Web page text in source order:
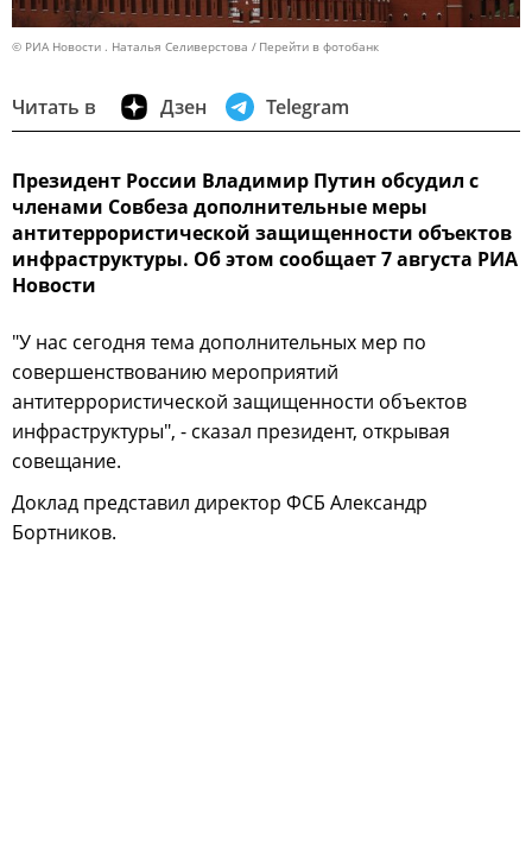
© РИА Новости . Наталья Селиверстова Перейти в фотобанк
Читать в Дзен Telegram
Президент России Владимир Путин обсудил с
членами Совбеза дополнительные меры
антитеррористической защищенности объектов
инфраструктуры. Об этом сообщает 7 августа РИА
Новости
"У нас сегодня тема дополнительных мер по
совершенствованию мероприятий
антитеррористической защищенности объектов
инфраструктуры", - сказал президент, открывая
совещание.
Доклад представил директор ФСБ Александр
Бортников.